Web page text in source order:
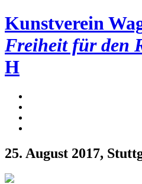
Kunstverein
Freiheit für den
H
25. August 2017,